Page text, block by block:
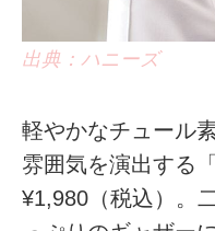
出典：ハニーズ
軽やかなチュール
雰囲気を演出する
¥1,980（税込）。